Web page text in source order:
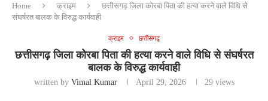
Home क्राइम
छत्तीसगढ़ जिला कोरबा पिता की हत्या करने वाले विधि से
संघर्षरत बालक के विरुद्ध कार्यवाही
क्राइम छत्तीसगढ़
छत्तीसगढ़ जिला कोरबा पिता की हत्या करने वाले विधि से संघर्षरत
बालक के विरुद्ध कार्यवाही
written by Vimal Kumar April 29, 2026 29views